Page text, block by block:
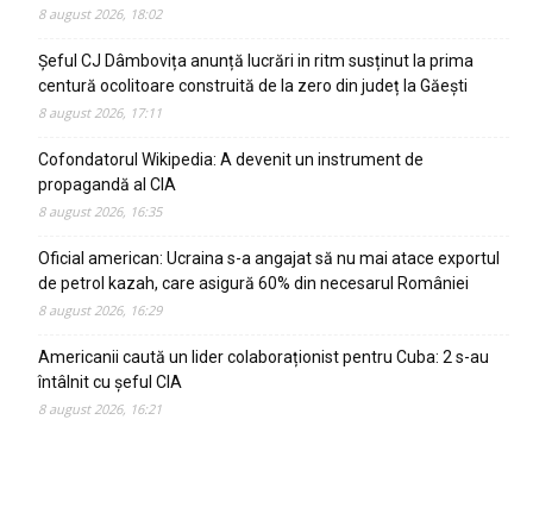
8 august 2026, 18:02
Șeful CJ Dâmbovița anunță lucrări in ritm susținut la prima
centură ocolitoare construită de la zero din județ la Găești
8 august 2026, 17:11
Cofondatorul Wikipedia: A devenit un instrument de
propagandă al CIA
8 august 2026, 16:35
Oficial american: Ucraina s-a angajat să nu mai atace exportul
de petrol kazah, care asigură 60% din necesarul României
8 august 2026, 16:29
Americanii caută un lider colaboraționist pentru Cuba: 2 s-au
întâlnit cu șeful CIA
8 august 2026, 16:21